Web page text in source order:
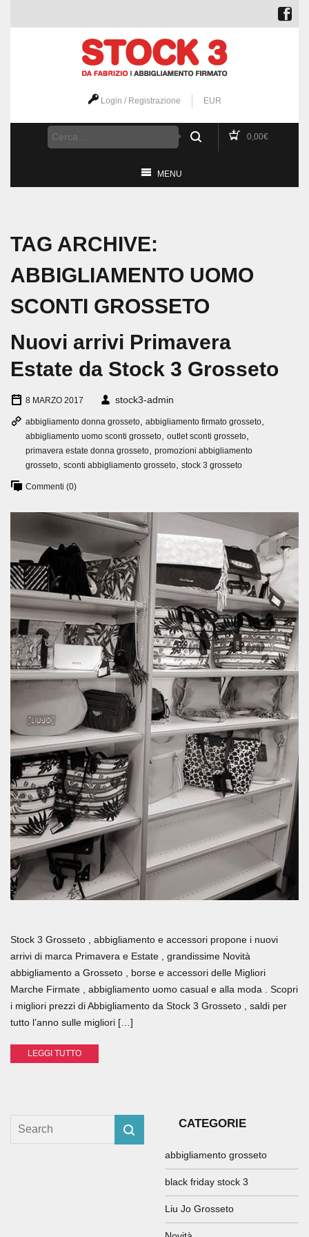
Login / Registrazione EUR
0,00€
MENU
TAG ARCHIVE:
ABBIGLIAMENTO UOMO
SCONTI GROSSETO
Nuovi arrivi Primavera
Estate da Stock 3 Grosseto
8 MARZO 2017 stock3-admin
abbigliamento donna grosseto abbigliamento firmato grosseto
abbigliamento uomo sconti grosseto outlet sconti grosseto
primavera estate donna grosseto promozioni abbigliamento
grosseto sconti abbigliamento grosseto stock 3 grosseto
Commenti (0)
Stock 3 Grosseto , abbigliamento e accessori propone i nuovi
arrivi di marca Primavera e Estate , grandissime Novità
abbigliamento a Grosseto , borse e accessori delle Migliori
Marche Firmate , abbigliamento uomo casual e alla moda . Scopri
i migliori prezzi di Abbigliamento da Stock 3 Grosseto , saldi per
tutto l’anno sulle migliori […]
LEGGI TUTTO
CATEGORIE
abbigliamento grosseto
black friday stock 3
Liu Jo Grosseto